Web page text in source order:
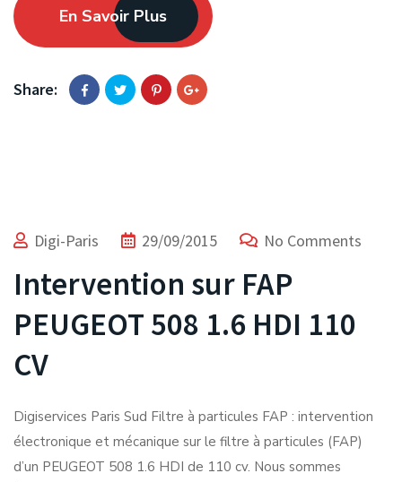
En Savoir Plus
Share:
Digi-Paris 29/09/2015 No Comments
Intervention sur FAP
PEUGEOT 508 1.6 HDI 110
CV
Digiservices Paris Sud Filtre à particules FAP : intervention
électronique et mécanique sur le filtre à particules (FAP)
d’un PEUGEOT 508 1.6 HDI de 110 cv. Nous sommes